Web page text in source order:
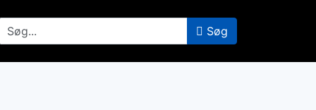
område... Søg